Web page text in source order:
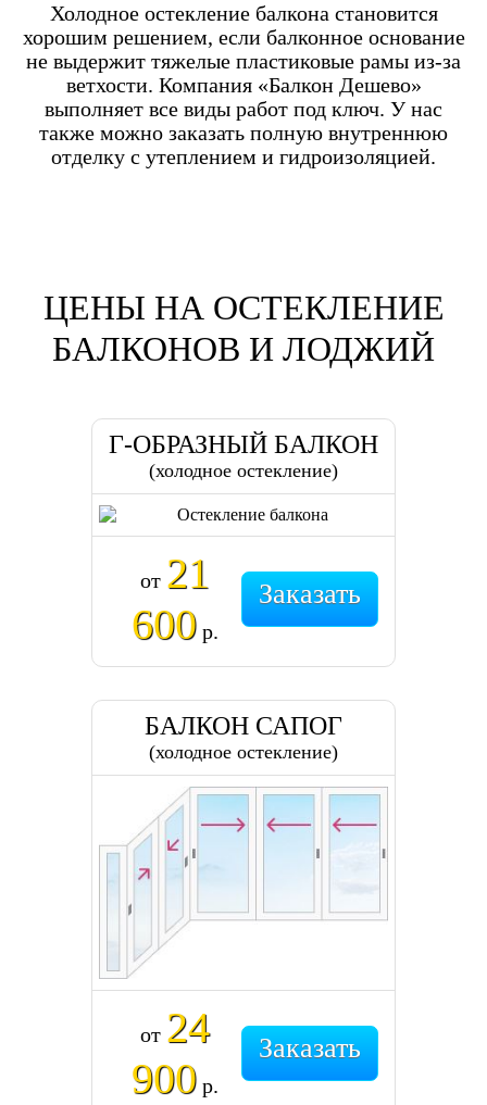
Холодное остекление балкона становится
хорошим решением, если балконное основание
не выдержит тяжелые пластиковые рамы из-за
ветхости. Компания «Балкон Дешево»
выполняет все виды работ под ключ. У нас
также можно заказать полную внутреннюю
отделку с утеплением и гидроизоляцией.
ЦЕНЫ НА ОСТЕКЛЕНИЕ
БАЛКОНОВ И ЛОДЖИЙ
Г-ОБРАЗНЫЙ БАЛКОН
(холодное остекление)
от 21
600 р.
Заказать
БАЛКОН САПОГ
(холодное остекление)
от 24
900 р.
Заказать